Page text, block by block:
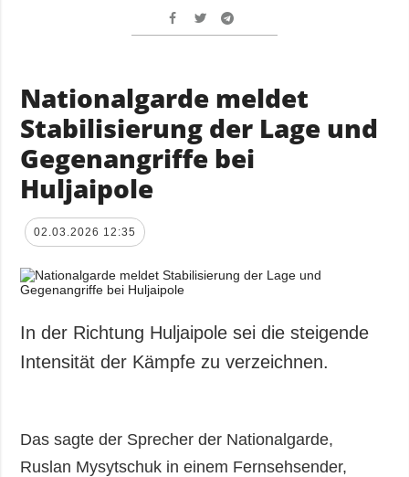
Nationalgarde meldet
Stabilisierung der Lage und
Gegenangriffe bei
Huljaipole
02.03.2026 12:35
In der Richtung Huljaipole sei die steigende
Intensität der Kämpfe zu verzeichnen.
Das sagte der Sprecher der Nationalgarde,
Ruslan Mysytschuk in einem Fernsehsender,